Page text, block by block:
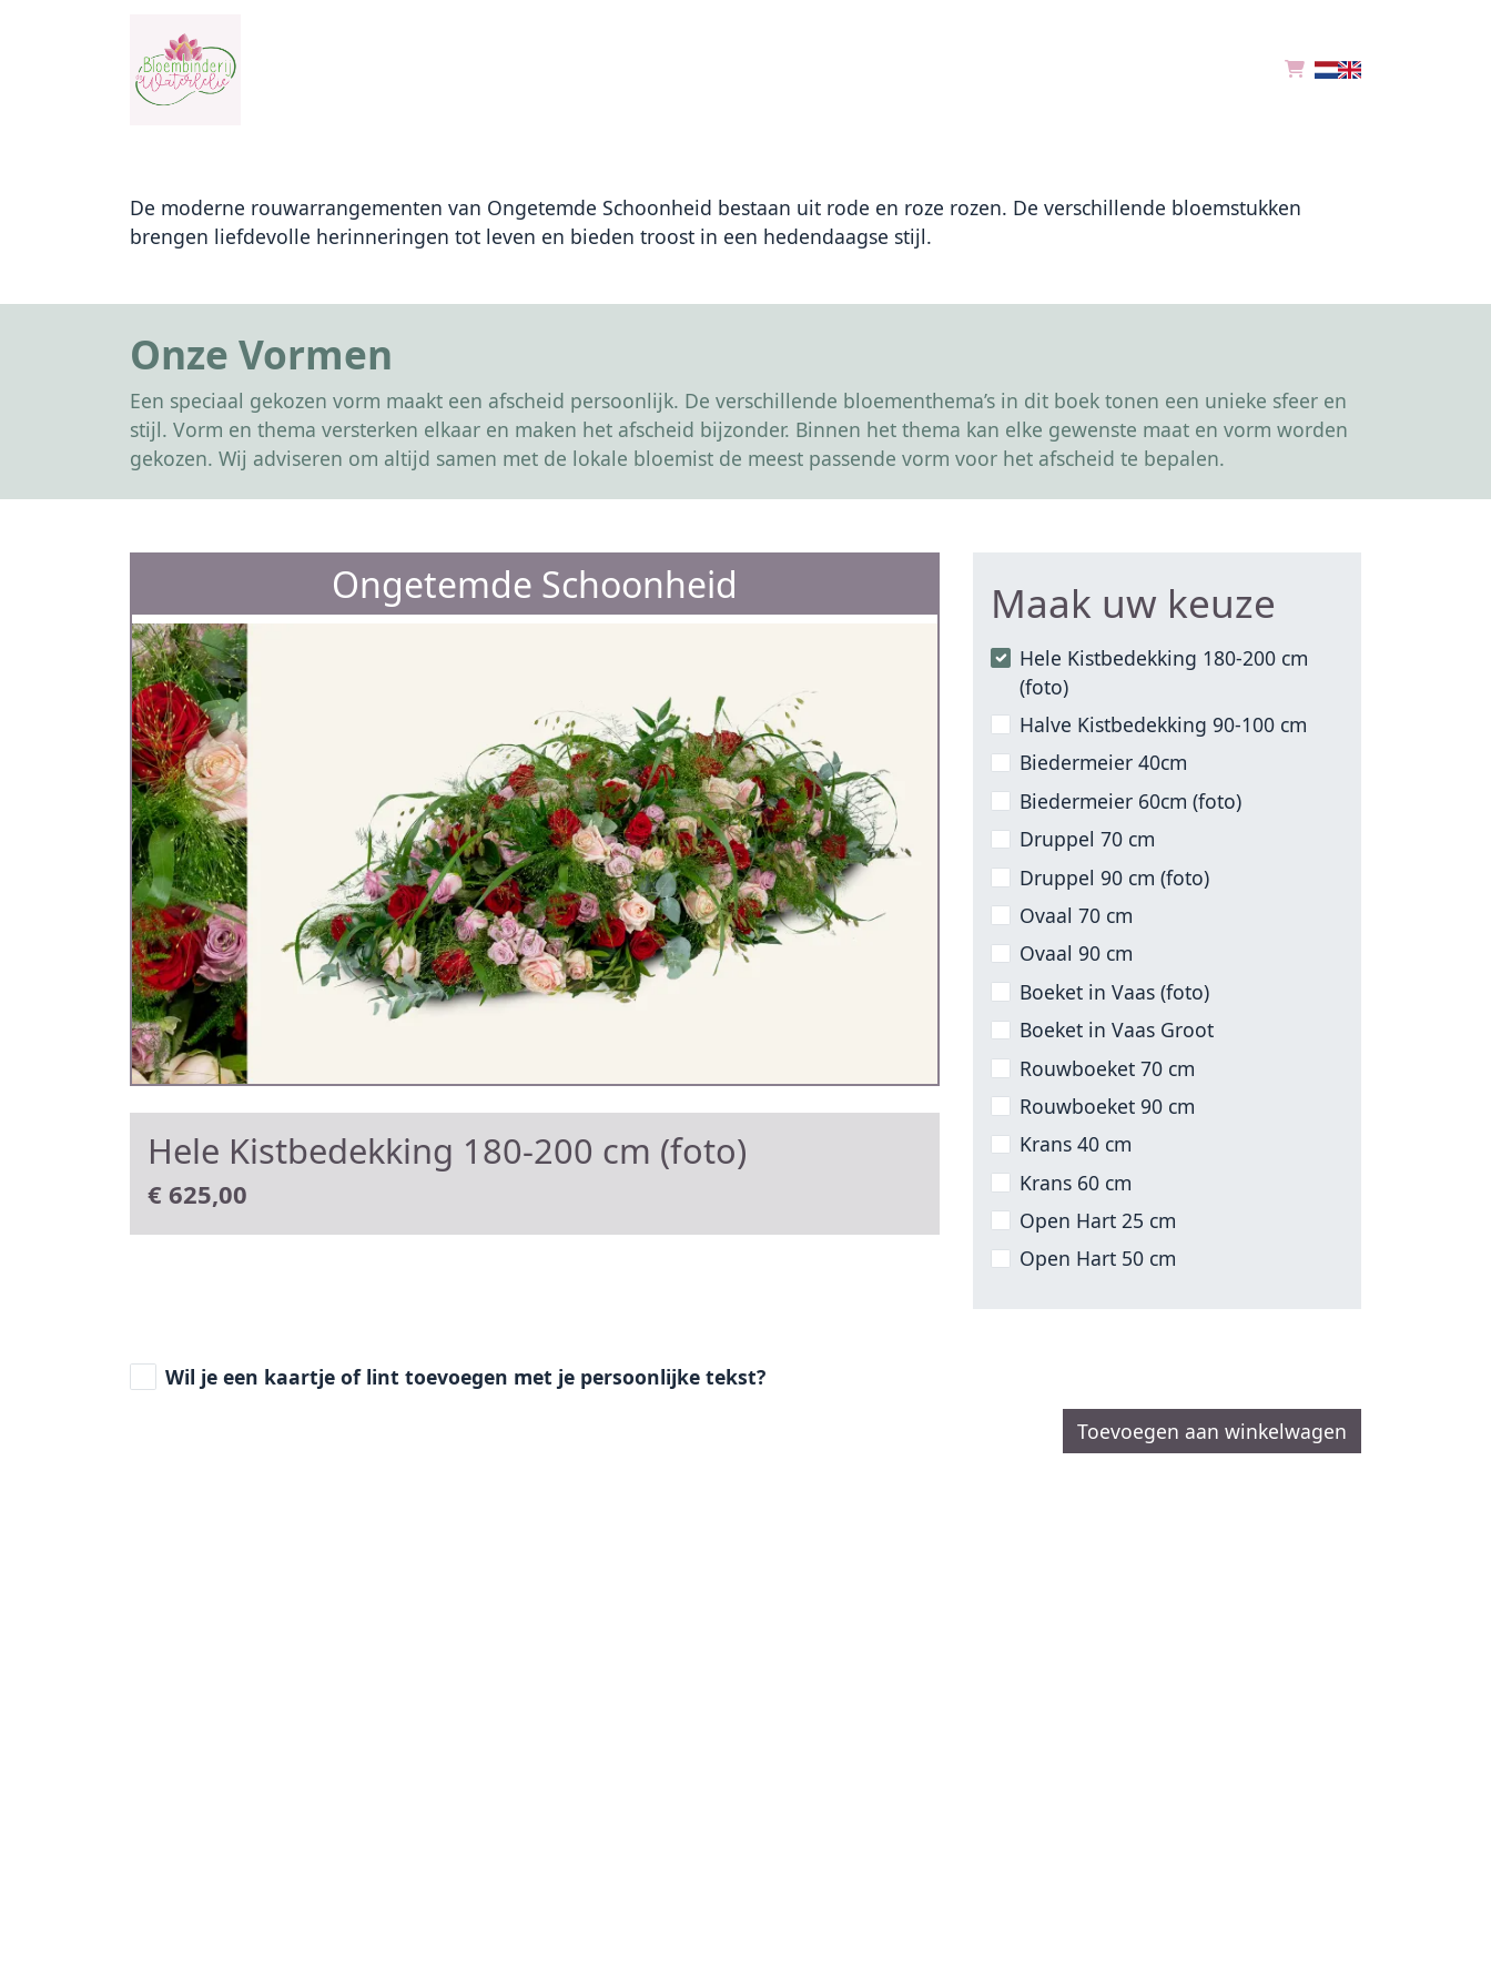
De moderne rouwarrangementen van Ongetemde Schoonheid bestaan uit rode en roze rozen. De verschillende bloemstukken
brengen liefdevolle herinneringen tot leven en bieden troost in een hedendaagse stijl.
Onze Vormen
Een speciaal gekozen vorm maakt een afscheid persoonlijk. De verschillende bloementhema’s in dit boek tonen een unieke sfeer en
stijl. Vorm en thema versterken elkaar en maken het afscheid bijzonder. Binnen het thema kan elke gewenste maat en vorm worden
gekozen. Wij adviseren om altijd samen met de lokale bloemist de meest passende vorm voor het afscheid te bepalen.
Ongetemde Schoonheid
Hele Kistbedekking 180-200 cm (foto)
€ 625,00
Maak uw keuze
Hele Kistbedekking 180-200 cm
(foto)
Halve Kistbedekking 90-100 cm
Biedermeier 40cm
Biedermeier 60cm (foto)
Druppel 70 cm
Druppel 90 cm (foto)
Ovaal 70 cm
Ovaal 90 cm
Boeket in Vaas (foto)
Boeket in Vaas Groot
Rouwboeket 70 cm
Rouwboeket 90 cm
Krans 40 cm
Krans 60 cm
Open Hart 25 cm
Open Hart 50 cm
Wil je een kaartje of lint toevoegen met je persoonlijke tekst?
Toevoegen aan winkelwagen